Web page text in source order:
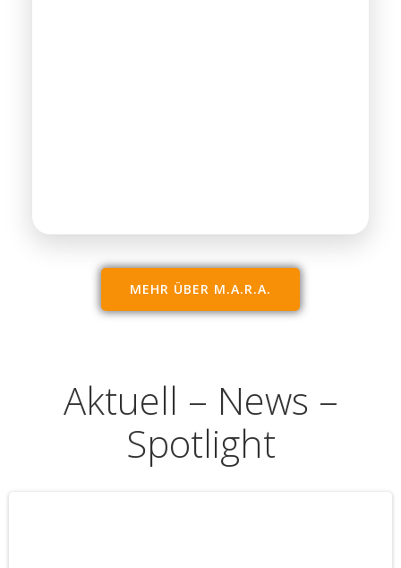
MEHR ÜBER M.A.R.A.
Aktuell – News –
Spotlight